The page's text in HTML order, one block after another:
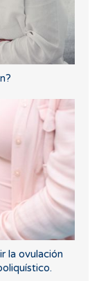
la ovulación